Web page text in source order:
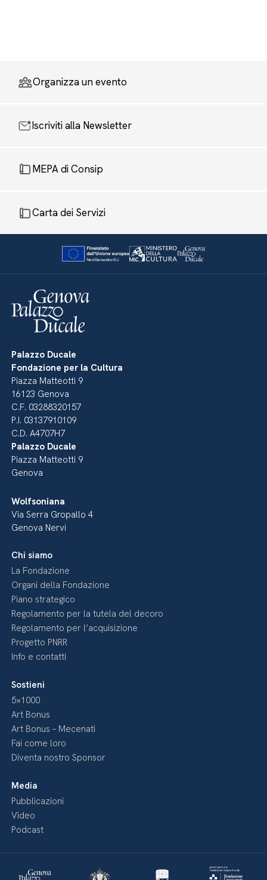
Organizza un evento
Iscriviti alla Newsletter
MEPA di Consip
Carta dei Servizi
Palazzo Ducale
Fondazione per la Cultura
Piazza Matteotti 9
16123 Genova
C.F. 03288320157
P.I. 03137910109
C.D. A4707H7
Palazzo Ducale
Piazza Matteotti 9
Genova
Wolfsoniana
Via Serra Gropallo 4
Genova Nervi
Chi siamo
La Fondazione
Organi della Fondazione
Piano strategico
Regolamento per la tutela del decoro
Regolamento per l’acquisizione
Progetto PNRR
Info e contatti
Sostieni
5×1000
Art Bonus
Art Bonus – Mecenati
Fai come loro
Diventa nostro Sponsor
Media
Pubblicazioni
Video
Podcast